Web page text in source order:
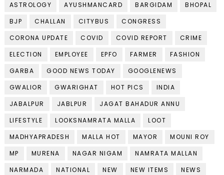
ASTROLOGY
AYUSHMANCARD BARGIDAM
BHOPAL
BJP
CHALLAN CITYBUS
CONGRESS
CORONA UPDATE
COVID COVID REPORT
CRIME
ELECTION
EMPLOYEE EPFO FARMER
FASHION
GARBA
GOOD NEWS TODAY
GOOGLENEWS
GWALIOR
GWARIGHAT HOT PICS
INDIA
JABALPUR
JABLPUR
JAGAT BAHADUR ANNU
LIFESTYLE
LOOKSNAMRATA MALLA
LOOT
MADHYAPRADESH
MALLA HOT MAYOR
MOUNI ROY
MP
MURENA NAGAR NIGAM
NAMRATA MALLAN
NARMADA
NATIONAL NEW NEW ITEMS
NEWS